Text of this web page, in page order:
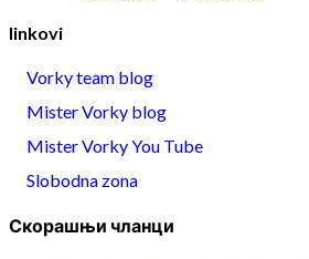
linkovi
Vorky team blog
Mister Vorky blog
Mister Vorky You Tube
Slobodna zona
Скорашњи чланци